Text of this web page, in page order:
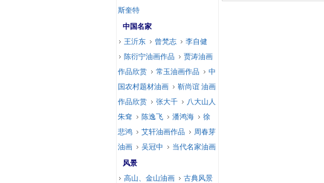
斯奎特
中国名家
王沂东
曾梵志
李自健
陈衍宁油画作品
贾涛油画
作品欣赏
常玉油画作品
中
国农村题材油画
靳尚谊 油画
作品欣赏
张大千
八大山人
朱耷
陈逸飞 潘鸿海
徐
悲鸿
艾轩油画作品
周春芽
油画
吴冠中
当代名家油画
风景
高山、金山油画
古典风景